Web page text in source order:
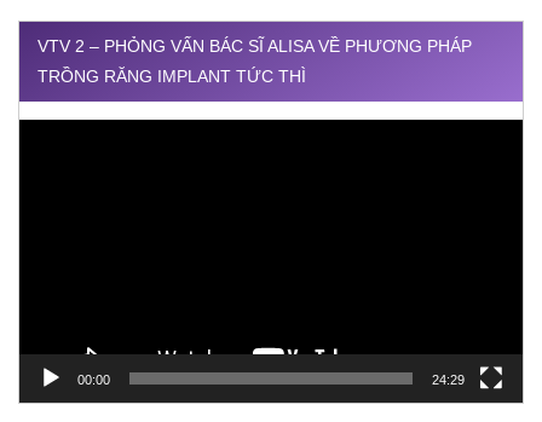
VTV 2 – PHỎNG VẤN BÁC SĨ ALISA VỀ PHƯƠNG PHÁP
TRỒNG RĂNG IMPLANT TỨC THÌ
00:00 24:29